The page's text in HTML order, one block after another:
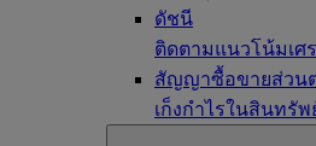
ดัชนี
ติดตามแนวโน้มเศ
สัญญาซื้อขายส่วน
เก็งกำไรในสินทรั